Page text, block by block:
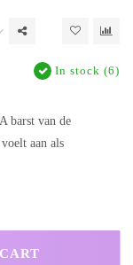
In stock (6)
barst van de
aan als